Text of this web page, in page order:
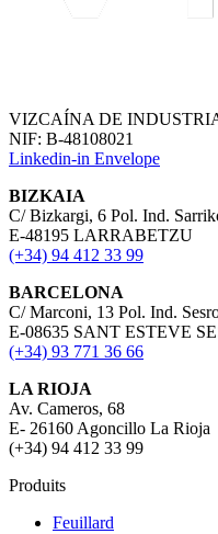
VIZCAÍNA DE
NIF: B-48108021
Linkedin-in Envelope
BIZKAIA
C/ Bizkargi, 6 Pol. Ind.
E-48195 LARRABETZU
(+34) 94 412 33 99
BARCELONA
C/ Marconi, 13 Pol. Ind.
E-08635 SANT ESTEVE
(+34) 93 771 36 66
LA RIOJA
Av. Cameros, 68
E- 26160 Agoncillo La Rioja
(+34) 94 412 33 99
Produits
Feuillard